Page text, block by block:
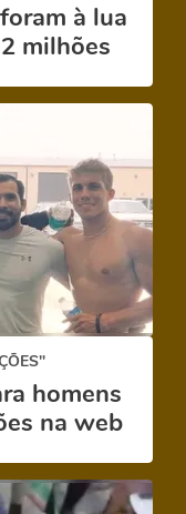
à lua
milhões
homens
na web